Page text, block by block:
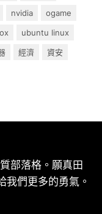
nvidia
ogame
ubuntu linux
經濟
資安
部落格。願真田
我們更多的勇氣。